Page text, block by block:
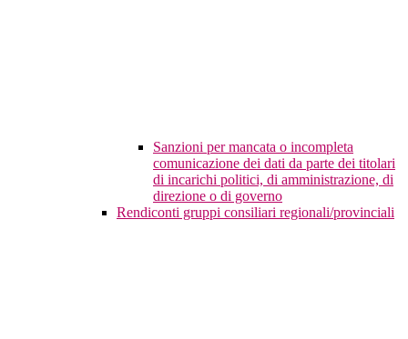
Sanzioni per mancata o incompleta
comunicazione dei dati da parte dei titolari
di incarichi politici, di amministrazione, di
direzione o di governo
Rendiconti gruppi consiliari regionali/provinciali